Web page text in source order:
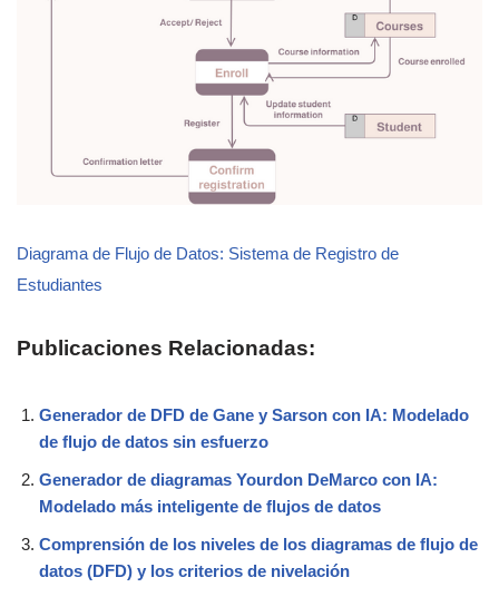
Diagrama de Flujo de Datos: Sistema de Registro de
Estudiantes
Publicaciones Relacionadas:
Generador de DFD de Gane y Sarson con IA: Modelado
de flujo de datos sin esfuerzo
Generador de diagramas Yourdon DeMarco con IA:
Modelado más inteligente de flujos de datos
Comprensión de los niveles de los diagramas de flujo de
datos (DFD) y los criterios de nivelación